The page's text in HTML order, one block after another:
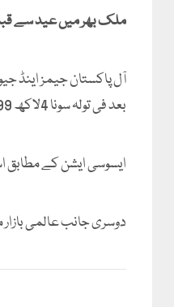
ملک بھر میں عید سے
بعد فی تولہ سونا 4لاکھ 99ہزار 462 روپے کا ہوگیا ہے۔
ایسوسی ایشن کے مطابق اسی طرح 10 گرام سونے کا بھاؤ 20ہزار 833 روپے کم ہوکر
دوسری جانب عالمی بازار میں سونے کا بھاؤ 243